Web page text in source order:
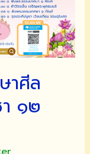
าศีล
๑๒